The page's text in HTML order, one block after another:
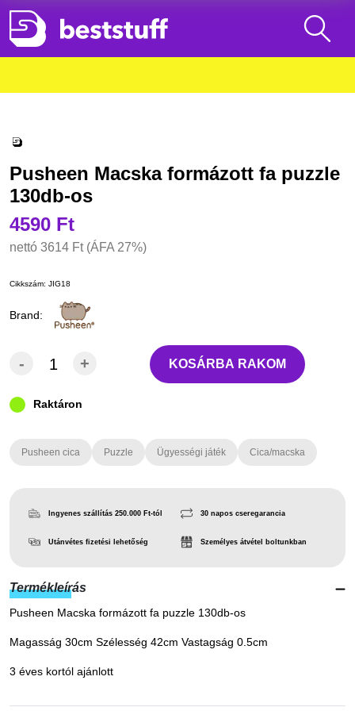
Pusheen Macska formázott fa puzzle
130db-os
4590 Ft
nettó 3614 Ft (ÁFA 27%)
Cikkszám: JIG18
Brand:
- + KOSÁRBA RAKOM
Raktáron
Pusheen cica Puzzle Ügyességi játék Cica/macska
Ingyenes szállítás 250.000 Ft-tól
Utánvétes fizetési lehetőség
30 napos cseregarancia
Személyes átvétel boltunkban
Termékleírás
Pusheen Macska formázott fa puzzle 130db-os
Magasság 30cm Szélesség 42cm Vastagság 0.5cm
3 éves kortól ajánlott